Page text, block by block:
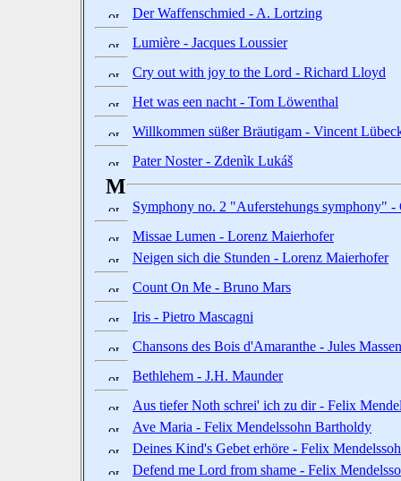
Der Waffenschmied - A. Lortzing
Lumière - Jacques Loussier
Cry out with joy to the Lord - Richard Lloyd
Het was een nacht - Tom Löwenthal
Willkommen süßer Bräutigam - Vincent
Pater Noster - Zdenìk Lukáš
M
Symphony no. 2 "Auferstehungs symphony" -
Missae Lumen - Lorenz Maierhofer
Neigen sich die Stunden - Lorenz Maierhofer
Count On Me - Bruno Mars
Iris - Pietro Mascagni
Chansons des Bois d'Amaranthe - Jules
Bethlehem - J.H. Maunder
Aus tiefer Noth schrei' ich zu dir - Felix
Ave Maria - Felix Mendelssohn Bartholdy
Deines Kind's Gebet erhöre - Felix
Defend me Lord from shame - Felix